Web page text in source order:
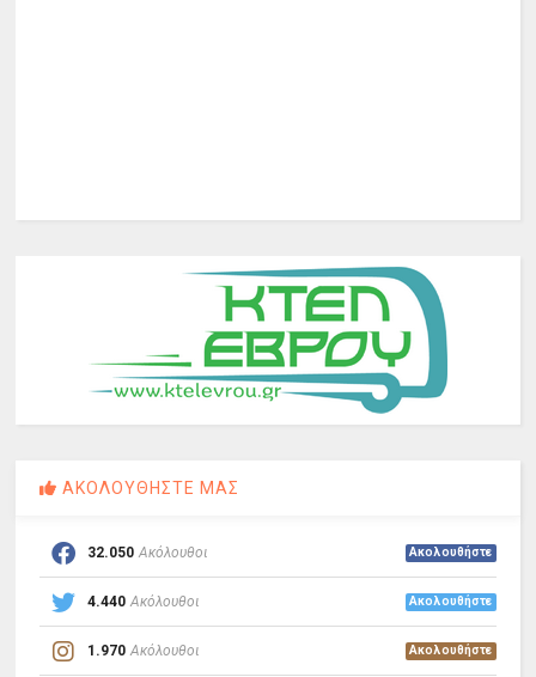
ΑΚΟΛΟΥΘΗΣΤΕ ΜΑΣ
32.050 Ακόλουθοι Ακολουθήστε
4.440 Ακόλουθοι Ακολουθήστε
1.970 Ακόλουθοι Ακολουθήστε